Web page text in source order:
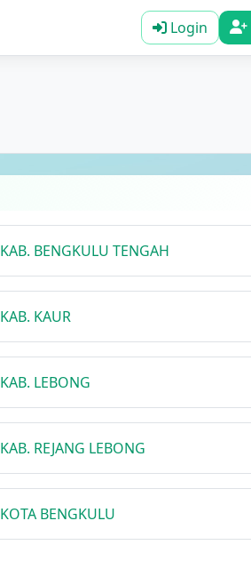
Login
KAB. BENGKULU TENGAH
KAB. KAUR
KAB. LEBONG
KAB. REJANG LEBONG
KOTA BENGKULU